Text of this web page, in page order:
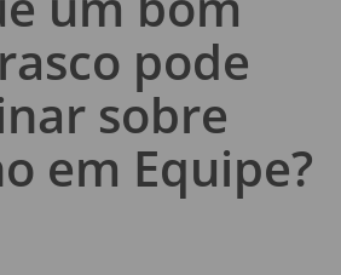
pode
sobre
em Equipe?